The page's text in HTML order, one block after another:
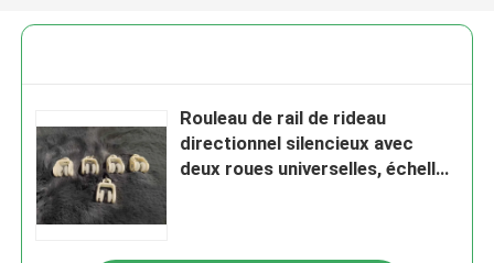
Rouleau de rail de rideau
directionnel silencieux avec
deux roues universelles, échelle